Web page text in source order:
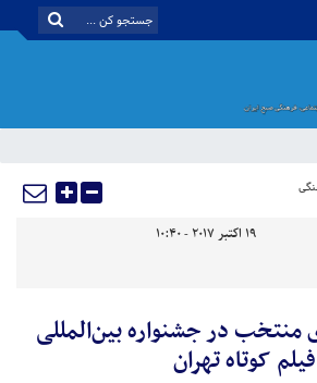
19 اکتبر 2017 - 10:40
منتخب در جشنواره بین‌المللی
فیلم کوتاه تهران